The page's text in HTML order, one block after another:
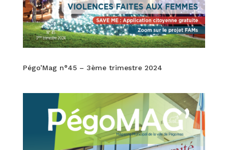
Pégo’Mag n°45 – 3ème trimestre 2024